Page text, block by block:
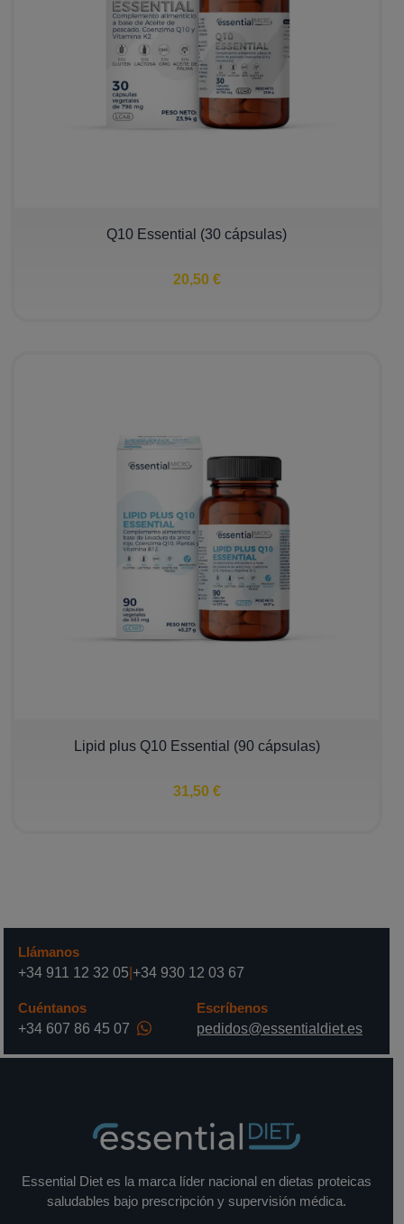
Q10 Essential (30 cápsulas)
20,50 €
Lipid plus Q10 Essential (90 cápsulas)
31,50 €
Llámanos
+34 911 12 32 05 +34 930 12 03 67
Cuéntanos
+34 607 86 45 07
Escríbenos
pedidos@essentialdiet.es
Essential Diet es la marca líder nacional en dietas proteicas
saludables bajo prescripción y supervisión médica.